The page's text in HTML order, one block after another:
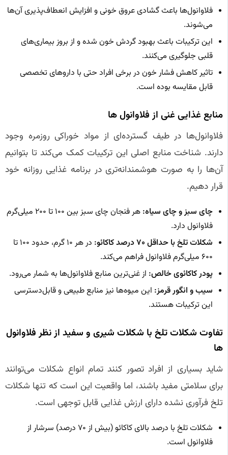
فلاوانول‌ها باعث گشادی عروق خونی و افزایش انعطاف‌پذیری آن‌ها
می‌شوند.
این ترکیبات باعث بهبود گردش خون شده و از بروز بیماری‌های
قلبی جلوگیری می‌کنند.
تاثیر کاهش فشار خون در برخی افراد حتی با داروهای تخصصی
قابل مقایسه بوده است.
منابع غذایی غنی از فلاوانول‌ ها
فلاوانول‌ها در طیف گسترده‌ای از مواد خوراکی روزمره وجود
دارند. شناخت منابع اصلی این ترکیبات کمک می‌کند تا بتوانیم
آن‌ها را به صورت هوشمندانه‌تری در برنامه غذایی روزانه خود
قرار دهیم.
چای سبز و چای سیاه:
هر فنجان چای سبز بین ۱۰۰ تا ۲۰۰ میلی‌گرم
فلاوانول دارد.
شکلات تلخ با حداقل ۷۰ درصد کاکائو:
در هر ۱۰ گرم، حدود ۱۰۰ تا
۶۰۰ میلی‌گرم فلاوانول فراهم می‌کند.
پودر کاکائوی خالص: از غنی‌ترین منابع فلاوانول‌ها به شمار می‌رود.
سیب و انگور قرمز: این میوه‌ها نیز منابع طبیعی و قابل‌دسترسی
این ترکیبات هستند.
تفاوت شکلات تلخ با شکلات شیری و سفید از نظر فلاوانول‌
ها
شاید بسیاری از افراد تصور کنند تمام انواع شکلات می‌توانند
برای سلامتی مفید باشند، اما واقعیت این است که تنها شکلات
تلخ فرآوری نشده دارای ارزش غذایی قابل توجهی است.
شکلات تلخ با درصد بالای کاکائو (بیش از ۷۰ درصد) سرشار از
فلاوانول است.